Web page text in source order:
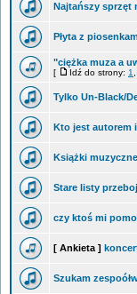
Najtańszy sprzęt
Płyta z
"ciężka muza a
[ Idź do strony: 1
Tylko Un-Black/
Kto jest autorem
Książki muzyczne
Stare listy
czy ktoś mi
[ Ankieta ]
Szukam